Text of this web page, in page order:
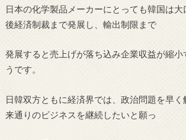
日本の化学製品メーカーにとっても韓国は
後経済制裁まで発展し、輸出制限まで
発展すると売上げが落ち込み企業収益が縮小
うです。
日韓双方ともに経済界では、政治問題を早
来通りのビジネスを継続したいと願っ